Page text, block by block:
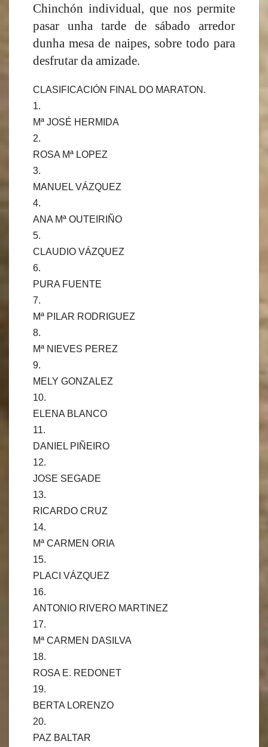
Chinchón individual, que nos permite
pasar unha tarde de sábado arredor
dunha mesa de naipes, sobre todo para
desfrutar da amizade.
CLASIFICACIÓN FINAL DO MARATON.
1.
Mª JOSÉ HERMIDA
2.
ROSA Mª LOPEZ
3.
MANUEL VÁZQUEZ
4.
ANA Mª OUTEIRIÑO
5.
CLAUDIO VÁZQUEZ
6.
PURA FUENTE
7.
Mª PILAR RODRIGUEZ
8.
Mª NIEVES PEREZ
9.
MELY GONZALEZ
10.
ELENA BLANCO
11.
DANIEL PIÑEIRO
12.
JOSE SEGADE
13.
RICARDO CRUZ
14.
Mª CARMEN ORIA
15.
PLACI VÁZQUEZ
16.
ANTONIO RIVERO MARTINEZ
17.
Mª CARMEN DASILVA
18.
ROSA E. REDONET
19.
BERTA LORENZO
20.
PAZ BALTAR